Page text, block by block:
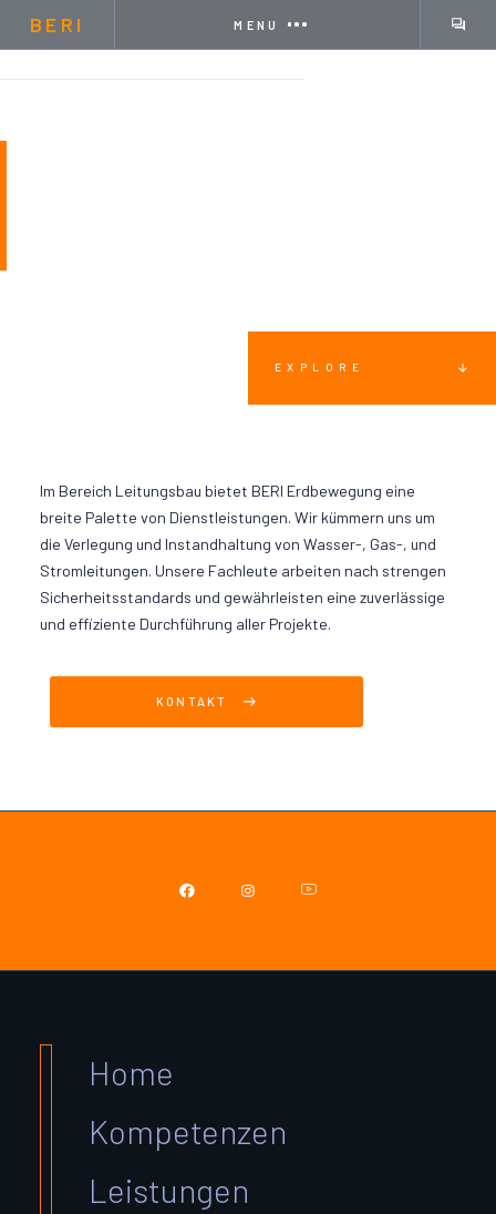
BERI MENU
EXPLORE
Im Bereich Leitungsbau bietet BERI Erdbewegung eine
breite Palette von Dienstleistungen. Wir kümmern uns um
die Verlegung und Instandhaltung von Wasser-, Gas-, und
Stromleitungen. Unsere Fachleute arbeiten nach strengen
Sicherheitsstandards und gewährleisten eine zuverlässige
und effiziente Durchführung aller Projekte.
KONTAKT
Home
Kompetenzen
Leistungen